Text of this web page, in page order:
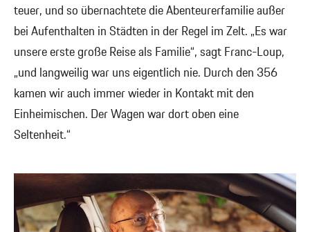
teuer, und so übernachtete die Abenteurerfamilie außer
bei Aufenthalten in Städten in der Regel im Zelt. „Es war
unsere erste große Reise als Familie“, sagt Franc-Loup,
„und langweilig war uns eigentlich nie. Durch den 356
kamen wir auch immer wieder in Kontakt mit den
Einheimischen. Der Wagen war dort oben eine
Seltenheit.“